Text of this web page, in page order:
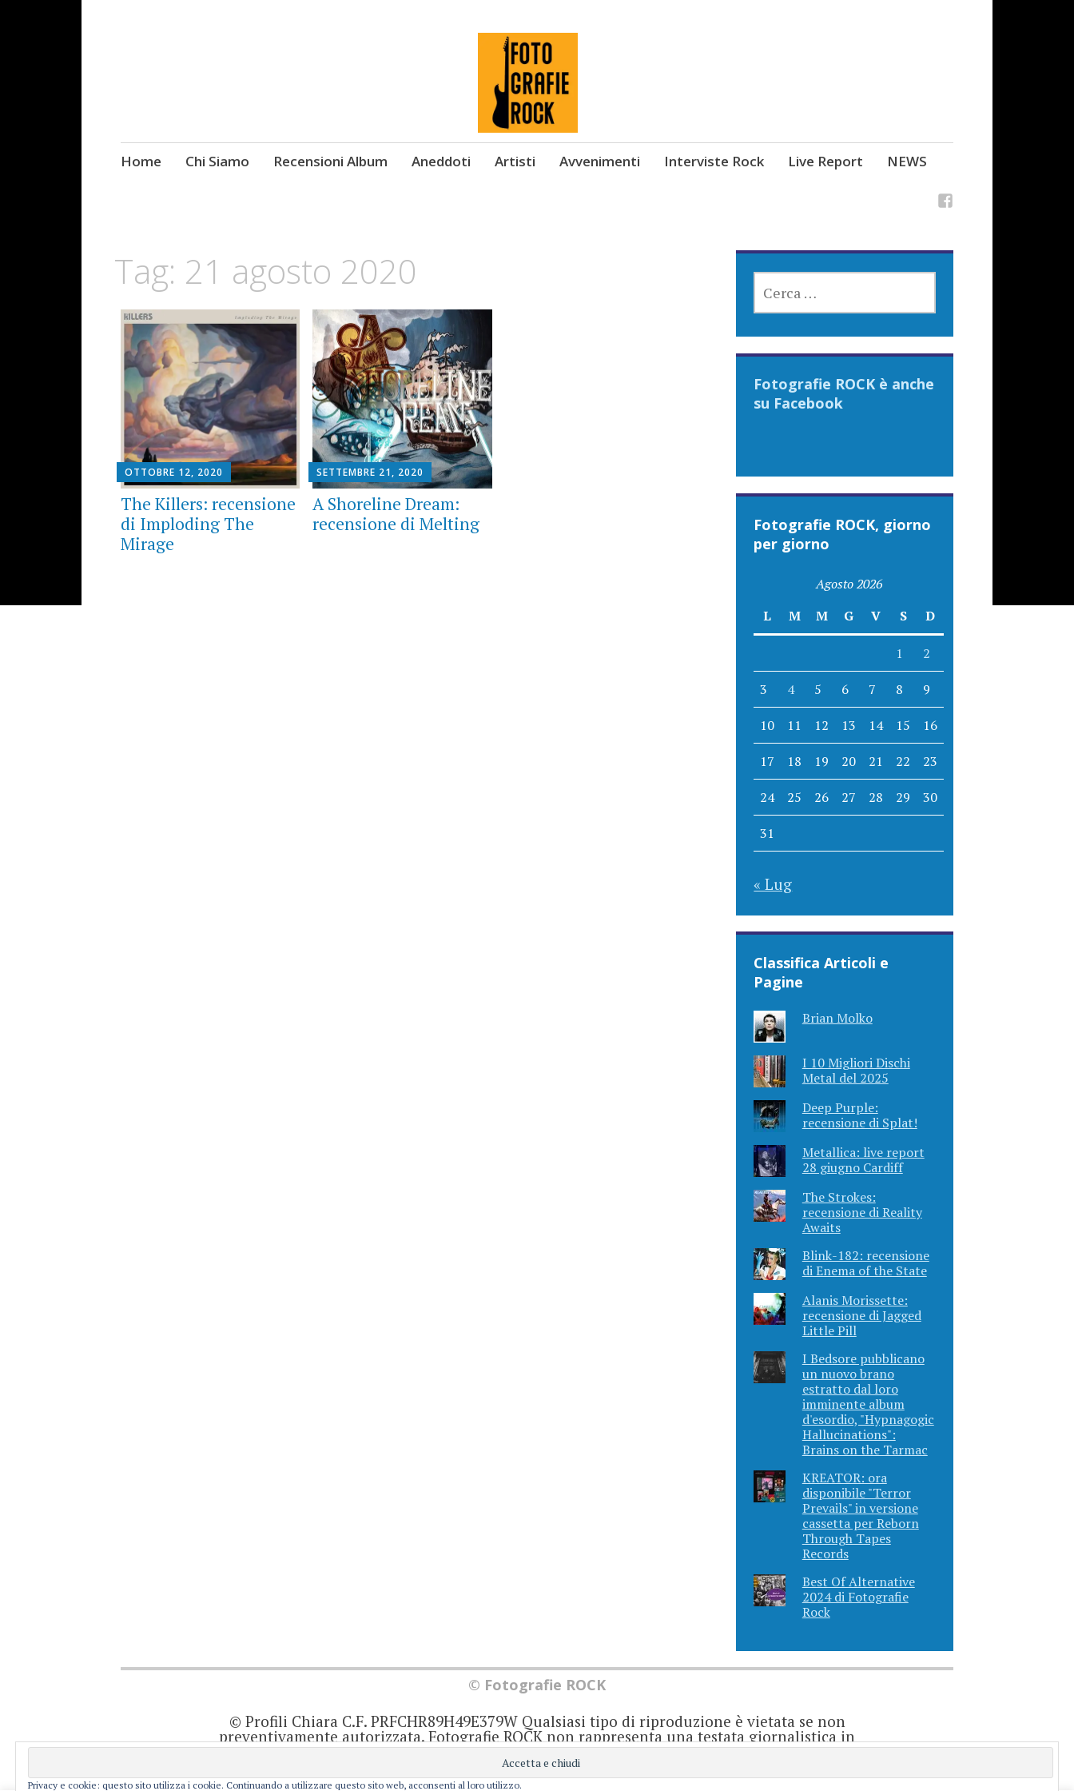
Skip
Home Chi Siamo Recensioni Album Aneddoti Artisti Avvenimenti Interviste Rock Live Report NEWS
Tag: 21 agosto 2020
OTTOBRE 12, 2020
The Killers: recensione
di Imploding The
Mirage
SETTEMBRE 21, 2020
A Shoreline Dream:
recensione di Melting
PER:
Fotografie ROCK è anche
su Facebook
Fotografie ROCK, giorno
per giorno
Agosto 2026
L
M M G V S D
1 2
3 4 5 6 7 8 9
10 11 12 13 14 15 16
17 18 19 20 21 22 23
24 25 26 27 28 29 30
31
« Lug
Classifica Articoli e
Pagine
Brian Molko
I 10 Migliori Dischi
Metal del 2025
Deep Purple:
recensione di Splat!
Metallica: live report
28 giugno Cardiff
The Strokes:
recensione di Reality
Awaits
Blink-182: recensione
di Enema of the State
Alanis Morissette:
recensione di Jagged
Little Pill
I Bedsore pubblicano
un nuovo brano
estratto dal loro
imminente album
d'esordio, "Hypnagogic
Hallucinations":
Brains on the Tarmac
KREATOR: ora
disponibile "Terror
Prevails" in versione
cassetta per Reborn
Through Tapes
Records
Best Of Alternative
2024 di Fotografie
Rock
© Fotografie ROCK
© Profili Chiara C.F. PRFCHR89H49E379W Qualsiasi tipo di riproduzione è vietata se non
preventivamente autorizzata. Fotografie ROCK non rappresenta una testata giornalistica in
quanto viene aggiornato senza alcuna periodicità. Non può pertanto considerarsi un
prodotto editoriale ai sensi della legge 62 del 7/3/2001. Ogni autore è direttamente
responsabile di ciò che scrive negli articoli e nei commenti.
Privacy e cookie: questo sito utilizza i cookie. Continuando a utilizzare questo sito web, acconsenti al loro utilizzo.